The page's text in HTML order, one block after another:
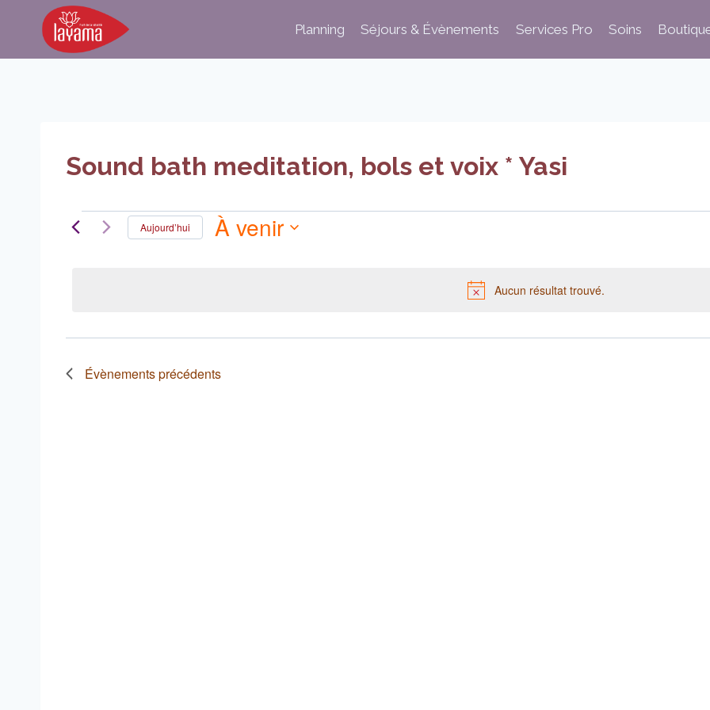
Planning Séjours & Évènements Services Pro Soins
Sound bath meditation, bols et voix * Yasi
Évènements
Notice
Aucun résultat trouvé.
Aujourd’hui À venir
Évènementsprécédents